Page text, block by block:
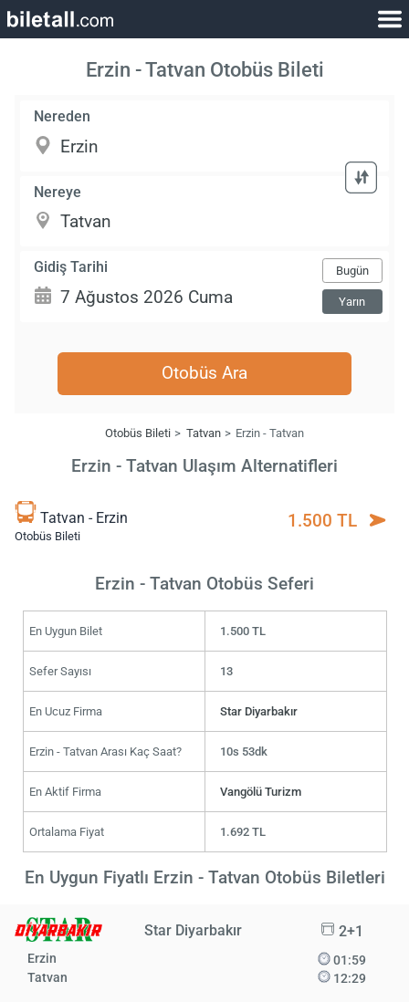
Erzin - Tatvan Otobüs Bileti
Nereden
Nereye
Gidiş Tarihi Bugün
Yarın
Otobüs Ara
Otobüs Bileti Tatvan Erzin - Tatvan
Erzin - Tatvan Ulaşım Alternatifleri
Tatvan - Erzin
Otobüs Bileti
1.500 TL
Erzin - Tatvan Otobüs Seferi
En Uygun Bilet 1.500 TL
Sefer Sayısı 13
En Ucuz Firma Star Diyarbakır
Erzin - Tatvan Arası Kaç Saat? 10s 53dk
En Aktif Firma Vangölü Turizm
Ortalama Fiyat 1.692 TL
En Uygun Fiyatlı Erzin - Tatvan Otobüs Biletleri
Star Diyarbakır 2+1
Erzin
Tatvan
01:59
12:29